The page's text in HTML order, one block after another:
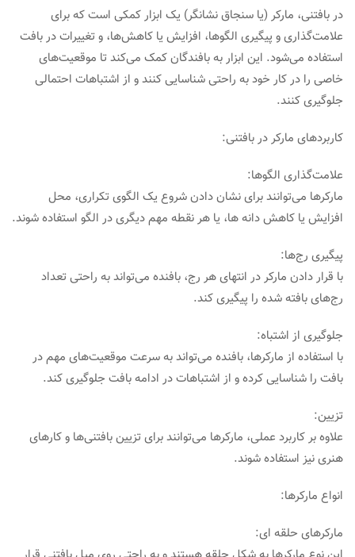
در بافتنی، مارکر (یا سنجاق نشانگر) یک ابزار کمکی است که برای
علامت‌گذاری و پیگیری الگوها، افزایش یا کاهش‌ها، و تغییرات در بافت
استفاده می‌شود. این ابزار به بافندگان کمک می‌کند تا موقعیت‌های
خاصی را در کار خود به راحتی شناسایی کنند و از اشتباهات احتمالی
جلوگیری کنند.
کاربردهای مارکر در بافتنی:
علامت‌گذاری الگوها:
مارکرها می‌توانند برای نشان دادن شروع یک الگوی تکراری، محل
افزایش یا کاهش دانه ها، یا هر نقطه مهم دیگری در الگو استفاده شوند.
پیگیری رج‌ها:
با قرار دادن مارکر در انتهای هر رج، بافنده می‌تواند به راحتی تعداد
رج‌های بافته شده را پیگیری کند.
جلوگیری از اشتباه:
با استفاده از مارکرها، بافنده می‌تواند به سرعت موقعیت‌های مهم در
بافت را شناسایی کرده و از اشتباهات در ادامه بافت جلوگیری کند.
تزیین:
علاوه بر کاربرد عملی، مارکرها می‌توانند برای تزیین بافتنی‌ها و کارهای
هنری نیز استفاده شوند.
انواع مارکرها:
مارکرهای حلقه ای: